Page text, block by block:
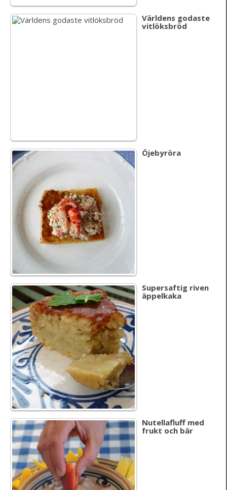
Världens godaste
vitlöksbröd
Öjebyröra
Supersaftig riven
äppelkaka
Nutellafluff med
frukt och bär